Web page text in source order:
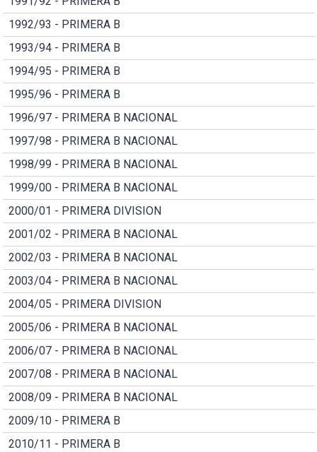
1992/93 - PRIMERA B
1993/94 - PRIMERA B
1994/95 - PRIMERA B
1995/96 - PRIMERA B
1996/97 - PRIMERA B NACIONAL
1997/98 - PRIMERA B NACIONAL
1998/99 - PRIMERA B NACIONAL
1999/00 - PRIMERA B NACIONAL
2000/01 - PRIMERA DIVISION
2001/02 - PRIMERA B NACIONAL
2002/03 - PRIMERA B NACIONAL
2003/04 - PRIMERA B NACIONAL
2004/05 - PRIMERA DIVISION
2005/06 - PRIMERA B NACIONAL
2006/07 - PRIMERA B NACIONAL
2007/08 - PRIMERA B NACIONAL
2008/09 - PRIMERA B NACIONAL
2009/10 - PRIMERA B
2010/11 - PRIMERA B